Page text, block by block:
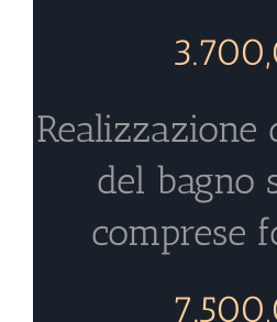
Realizzazione
del bagno
comprese